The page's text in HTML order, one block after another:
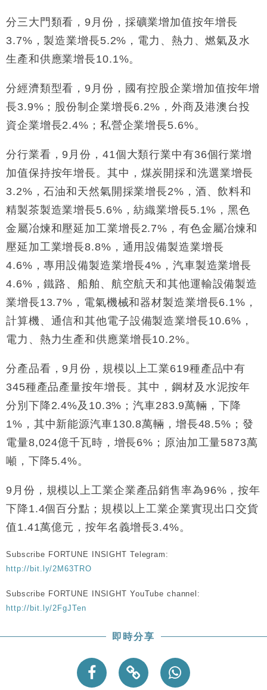
東京半島
13:12
國際｜特朗普赴洛杉磯高球場活動前 男子攜槍彈被捕
手
11:40
財經｜黑石傳再籌逾360億美元 支援Anthropic租用
Google晶片
10:57
財經｜美商務部擬擴大金屬關稅範圍 14類產品或加徵
18:15
本地｜新世界K11 9月升級會員制度 增鉑金卡級別鎖
定高消費客群
17:40
財經｜本港6月零售額連升14個月 珠寶鐘錶銷售升勢
最強
財經｜滙控重啟最多10億美元回購 派息比率目標維持
50%
分三大門類看，9月份，採礦業增加值按年增長
3.7%，製造業增長5.2%，電力、熱力、燃氣及水
生產和供應業增長10.1%。
分經濟類型看，9月份，國有控股企業增加值按年增
長3.9%；股份制企業增長6.2%，外商及港澳台投
資企業增長2.4%；私營企業增長5.6%。
分行業看，9月份，41個大類行業中有36個行業增
加值保持按年增長。其中，煤炭開採和洗選業增長
3.2%，石油和天然氣開採業增長2%，酒、飲料和
精製茶製造業增長5.6%，紡織業增長5.1%，黑色
金屬冶煉和壓延加工業增長2.7%，有色金屬冶煉和
壓延加工業增長8.8%，通用設備製造業增長
4.6%，專用設備製造業增長4%，汽車製造業增長
4.6%，鐵路、船舶、航空航天和其他運輸設備製造
業增長13.7%，電氣機械和器材製造業增長6.1%，
計算機、通信和其他電子設備製造業增長10.6%，
電力、熱力生產和供應業增長10.2%。
分產品看，9月份，規模以上工業619種產品中有
345種產品產量按年增長。其中，鋼材及水泥按年
分別下降2.4%及10.3%；汽車283.9萬輛，下降
1%，其中新能源汽車130.8萬輛，增長48.5%；發
電量8,024億千瓦時，增長6%；原油加工量5873萬
噸，下降5.4%。
9月份，規模以上工業企業產品銷售率為96%，按年
下降1.4個百分點；規模以上工業企業實現出口交貨
值1.41萬億元，按年名義增長3.4%。
Subscribe FORTUNE INSIGHT Telegram:
http://bit.ly/2M63TRO
Subscribe FORTUNE INSIGHT YouTube channel:
http://bit.ly/2FgJTen
即時分享